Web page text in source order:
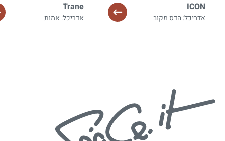
ICON
אדריכל: הדס מקוב
Trane
אדריכל: אמות